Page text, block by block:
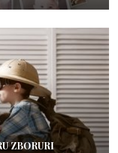
ZBORURI